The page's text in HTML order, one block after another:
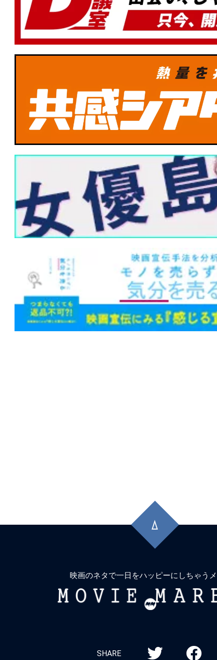
頭
に
映画のネタで一日をハッピーにしちゃう
MOVIE
SHARE